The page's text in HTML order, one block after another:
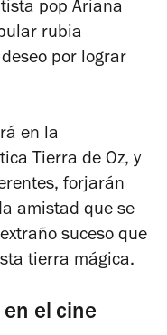
pop Ariana
rubia
por lograr
en la
Tierra de Oz, y
forjarán
amistad que se
suceso que
tierra mágica.
el cine